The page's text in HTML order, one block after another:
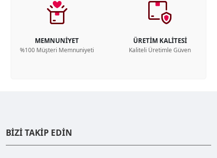
MEMNUNİYET
%100 Müşteri Memnuniyeti
ÜRETİM KALİTESİ
Kaliteli Üretimle Güven
BİZİ TAKİP EDİN